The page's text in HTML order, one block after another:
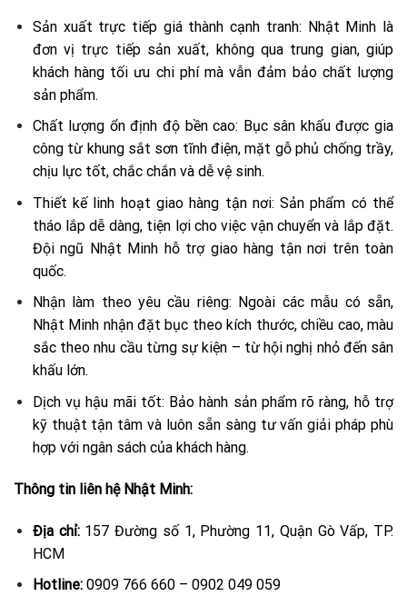
Sản xuất trực tiếp giá thành cạnh tranh: Nhật Minh là
đơn vị trực tiếp sản xuất, không qua trung gian, giúp
khách hàng tối ưu chi phí mà vẫn đảm bảo chất lượng
sản phẩm.
Chất lượng ổn định độ bền cao: Bục sân khấu được gia
công từ khung sắt sơn tĩnh điện, mặt gỗ phủ chống trầy,
chịu lực tốt, chắc chắn và dễ vệ sinh.
Thiết kế linh hoạt giao hàng tận nơi: Sản phẩm có thể
tháo lắp dễ dàng, tiện lợi cho việc vận chuyển và lắp đặt.
Đội ngũ Nhật Minh hỗ trợ giao hàng tận nơi trên toàn
quốc.
Nhận làm theo yêu cầu riêng: Ngoài các mẫu có sẵn,
Nhật Minh nhận đặt bục theo kích thước, chiều cao, màu
sắc theo nhu cầu từng sự kiện – từ hội nghị nhỏ đến sân
khấu lớn.
Dịch vụ hậu mãi tốt: Bảo hành sản phẩm rõ ràng, hỗ trợ
kỹ thuật tận tâm và luôn sẵn sàng tư vấn giải pháp phù
hợp với ngân sách của khách hàng.
Thông tin liên hệ Nhật Minh:
Địa chỉ:157 Đường số 1, Phường 11, Quận Gò Vấp, TP.
HCM
Hotline:0909 766 660 – 0902 049 059